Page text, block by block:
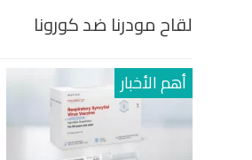
لقاح مودرنا ضد كورونا
أهم الأخبار